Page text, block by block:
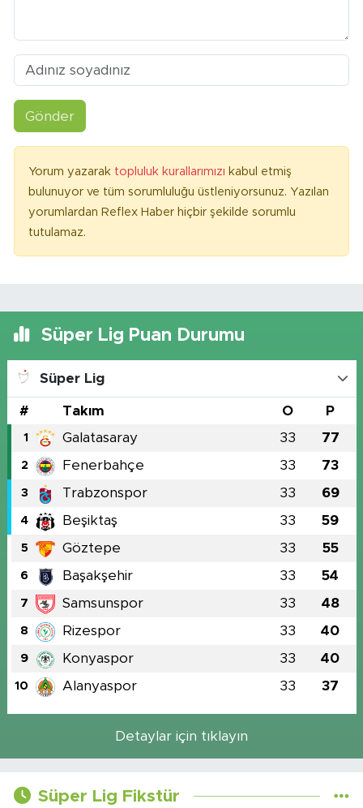
Gönder
Yorum yazarak topluluk kurallarımızı kabul etmiş
bulunuyor ve tüm sorumluluğu üstleniyorsunuz. Yazılan
yorumlardan Reflex Haber hiçbir şekilde sorumlu
tutulamaz.
Süper Lig Puan Durumu
Süper Lig
# Takım O P
1 Galatasaray 33 77
2 Fenerbahçe 33 73
3 Trabzonspor 33 69
4 Beşiktaş 33 59
5 Göztepe 33 55
6 Başakşehir 33 54
7 Samsunspor 33 48
8 Rizespor 33 40
9 Konyaspor 33 40
10 Alanyaspor 33 37
Detaylar için tıklayın
Süper Lig Fikstür